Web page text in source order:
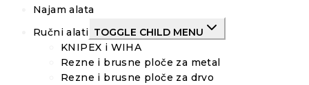
Najam alata
Ručni alati TOGGLE CHILD MENU
KNIPEX i WIHA
Rezne i brusne ploče za metal
Rezne i brusne ploče za drvo